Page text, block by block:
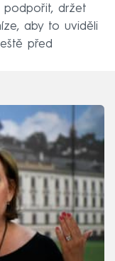
podpořit, držet
aby to uviděli
před